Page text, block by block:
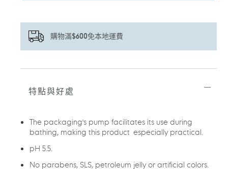
購物滿$600免本地運費
正
入
物
特點與好處
The packaging's pump facilitates its use during
bathing, making this product especially practical.
pH 5.5.
No parabens, SLS, petroleum jelly or artificial colors.